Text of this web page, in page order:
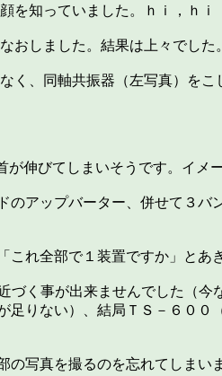
を知っていました。ｈｉ，ｈｉ
おしました。結果は上々でした。
く、同軸共振器（左写真）をこ
伸びてしまいそうです。イメ
アップバーター、併せて３バ
れ全部で１装置ですか」とあ
く事が出来ませんでした（今
りない）、結局ＴＳ－６００
写真を撮るのを忘れてしまい